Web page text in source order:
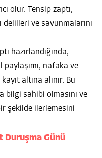
olur. Tensip zaptı,
ve savunmalarını
hazırlandığında,
nafaka ve
altına alınır. Bu
bilgi sahibi olmasını ve
şekilde ilerlemesini
Duruşma Günü